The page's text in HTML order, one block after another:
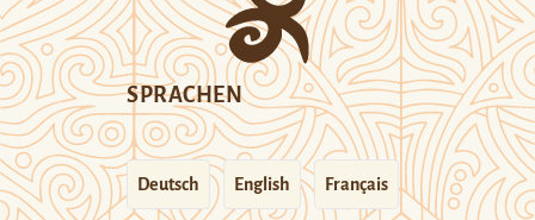
SPRACHEN
Deutsch English Français